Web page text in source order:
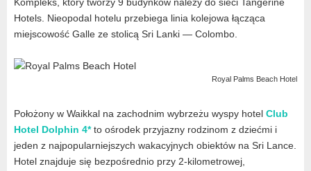
Hotels. Nieopodal hotelu przebiega linia kolejowa łącząca
miejscowość Galle ze stolicą Sri Lanki — Colombo.
Royal Palms Beach Hotel
Położony w Waikkal na zachodnim wybrzeżu wyspy hotel Club
Hotel Dolphin 4*to ośrodek przyjazny rodzinom z dziećmi i
jeden z najpopularniejszych wakacyjnych obiektów na Sri Lance.
Hotel znajduje się bezpośrednio przy 2-kilometrowej,